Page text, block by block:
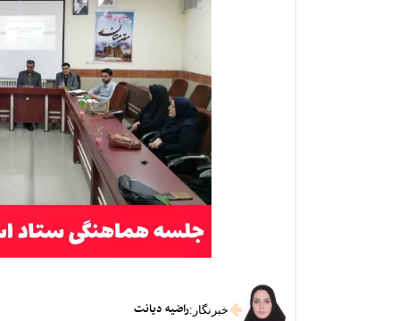
خبرنگار :راضیه دیانت